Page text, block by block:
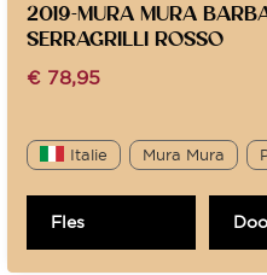
2019-MURA MURA
SERRAGRILLI ROSSO
€ 78,95
Italie Mura Mura
Fles